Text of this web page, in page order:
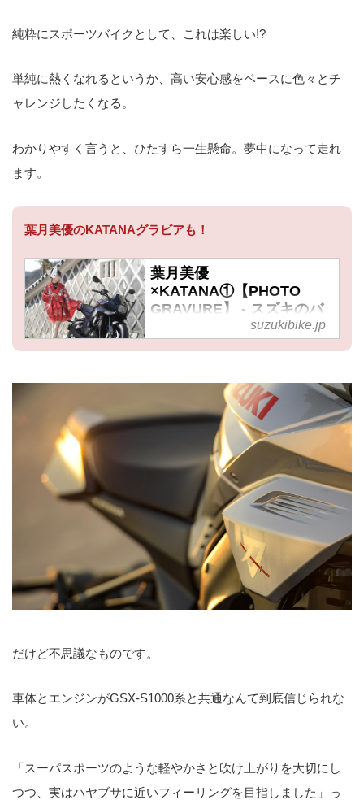
純粋にスポーツバイクとして、これは楽しい!?
単純に熱くなれるというか、高い安心感をベースに色々とチ
ャレンジしたくなる。
わかりやすく言うと、ひたすら一生懸命。夢中になって走れ
ます。
葉月美優のKATANAグラビアも！
葉月美優
×KATANA①【PHOTO
GRAVURE】 - スズキのバ
モデルの葉月美優さんと新世代カ
カタナの男らしさと女性ライダー
の繊細さが交わるグラビアをお楽
しみください。
suzukibike.jp
だけど不思議なものです。
車体とエンジンがGSX-S1000系と共通なんて到底信じられな
い。
「スーパスポーツのような軽やかさと吹け上がりを大切にし
つつ、実はハヤブサに近いフィーリングを目指しました」っ